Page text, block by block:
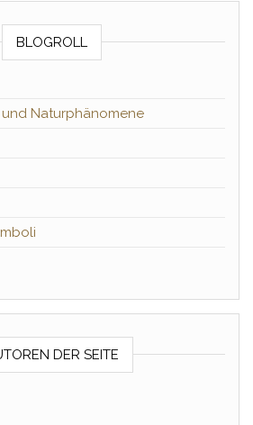
BLOGROLL
Naturphänomene
DER SEITE